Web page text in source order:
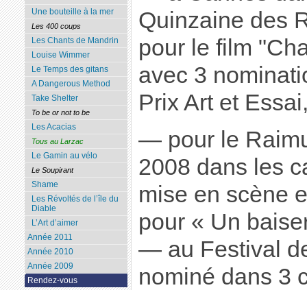
Quinzaine des
pour le film
avec 3
Prix Art et
— pour le
2008 dans les
mise en scène
pour « Un
— au Festival
nominé dans 3
Une bouteille à la mer
Les 400 coups
Les Chants de Mandrin
Louise Wimmer
Le Temps des gitans
A Dangerous Method
Take Shelter
To be or not to be
Les Acacias
Tous au Larzac
Le Gamin au vélo
Le Soupirant
Shame
Les Révoltés de l’île du
Diable
L’Art d’aimer
Année 2011
Année 2010
Année 2009
Rendez-vous